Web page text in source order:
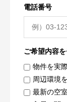
電話番号
ご希望内容
物件を実
周辺環境
最新の空